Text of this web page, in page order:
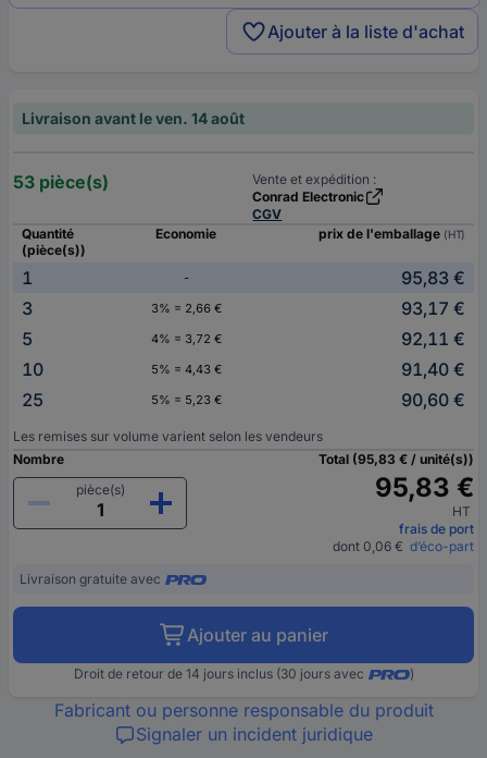
Ajouter à la liste d'achat
Livraison avant le ven. 14 août
53 pièce(s)
Vente et expédition :
Conrad Electronic
CGV
Quantité
(pièce(s))
Economie prix de l'emballage (HT)
1 -
95,83 €
3
3% = 2,66 €
93,17 €
5
4% = 3,72 €
92,11 €
10
5% = 4,43 €
91,40 €
25
5% = 5,23 € 90,60 €
Les remises sur volume varient selon les vendeurs
Nombre
pièce(s)
Total (95,83 € / unité(s))
95,83 €
HT
frais de port
dont 0,06 € d’éco-part
Livraison gratuite avec
Ajouter au panier
Droit de retour de 14 jours inclus (30 jours avec )
Fabricant ou personne responsable du produit
Signaler un incident juridique